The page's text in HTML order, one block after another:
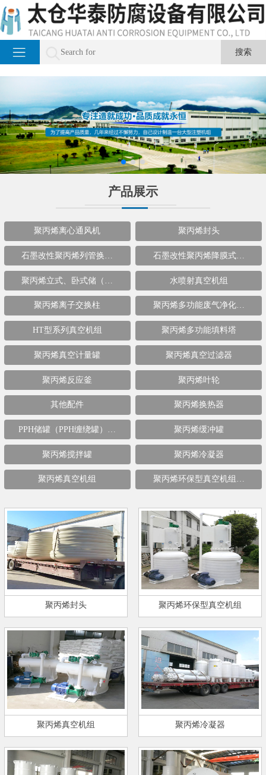
产品展示
聚丙烯离心通风机 聚丙烯封头
石墨改性聚丙烯列管换… 石墨改性聚丙烯降膜式…
聚丙烯立式、卧式储（… 水喷射真空机组
聚丙烯离子交换柱 聚丙烯多功能废气净化…
HT型系列真空机组 聚丙烯多功能填料塔
聚丙烯真空计量罐 聚丙烯真空过滤器
聚丙烯反应釜 聚丙烯叶轮
其他配件 聚丙烯换热器
PPH储罐（PPH缠绕罐）… 聚丙烯缓冲罐
聚丙烯搅拌罐 聚丙烯冷凝器
聚丙烯真空机组 聚丙烯环保型真空机组…
聚丙烯封头 聚丙烯环保型真空机组
聚丙烯真空机组 聚丙烯冷凝器